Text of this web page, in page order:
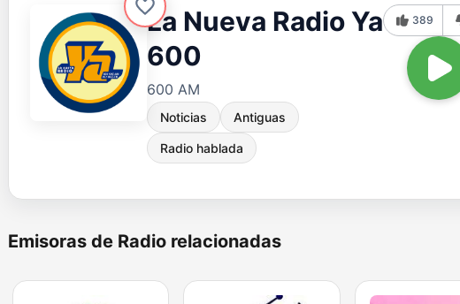
La Nueva Radio Ya
600
600 AM
Noticias Antiguas
Radio hablada
389
Emisoras de Radio relacionadas